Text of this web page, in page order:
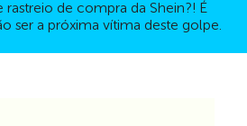
de compra da Shein?! É
ser a próxima vítima deste golpe.